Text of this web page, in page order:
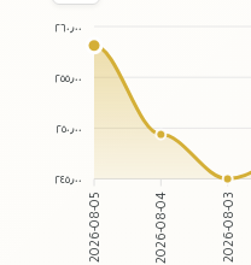
٢٦٠٫٠٠
٢٥٥٫٠٠
٢٥٠٫٠٠
٢٤٥٫٠٠
2026-08-05 2026-08-04 2026-08-03